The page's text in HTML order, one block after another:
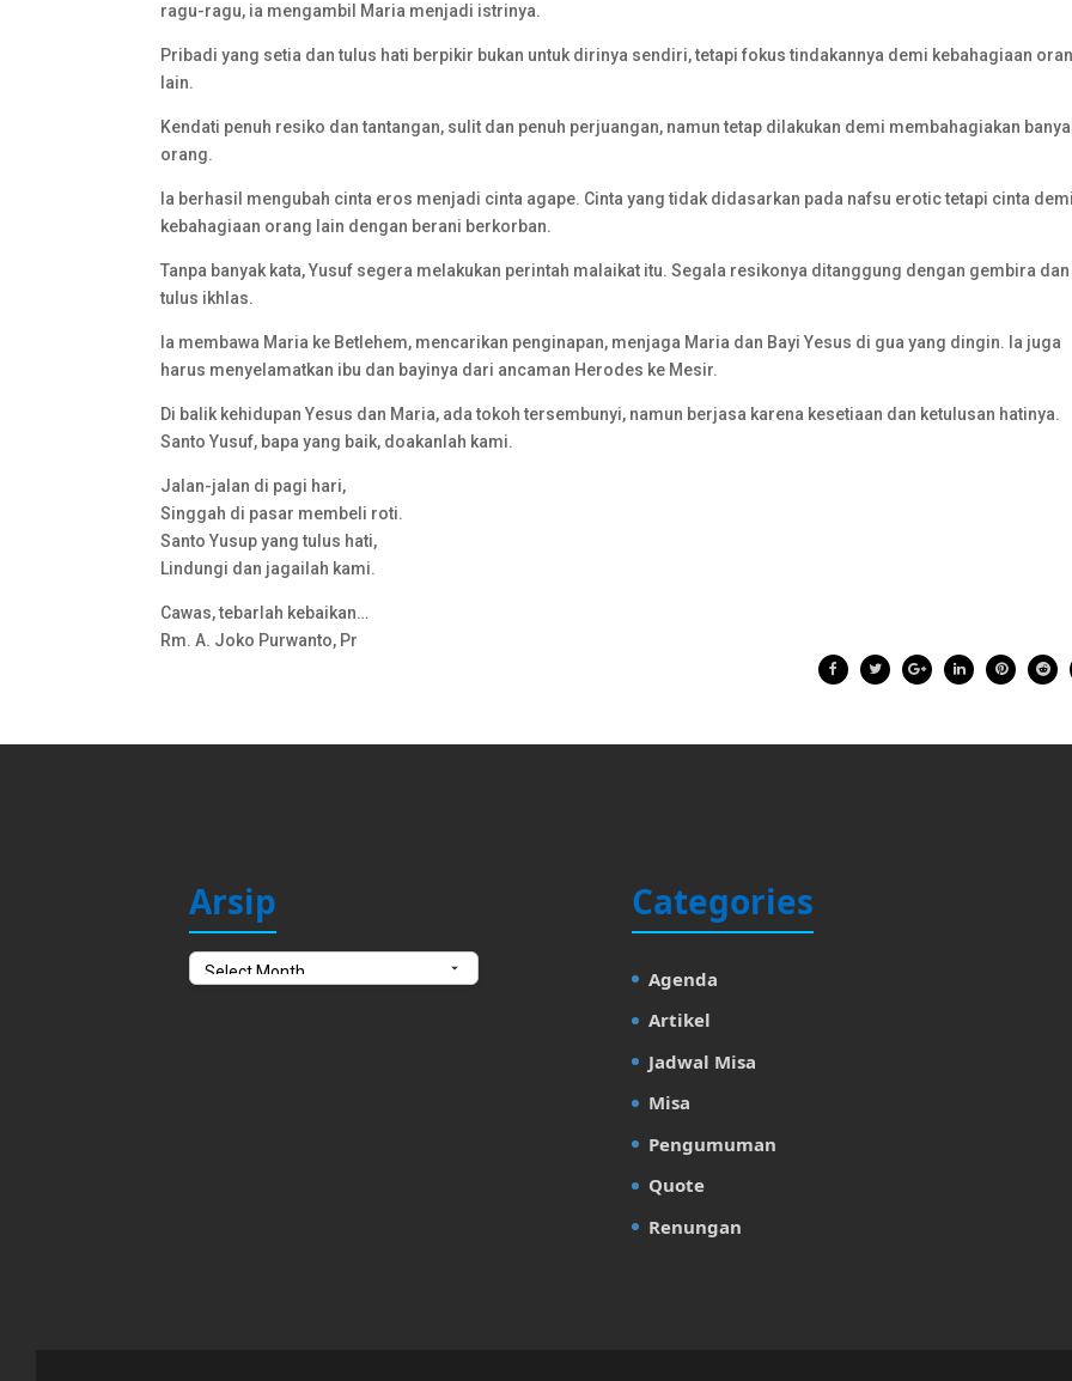
ragu-ragu, ia mengambil Maria menjadi istrinya.
Pribadi yang setia dan tulus hati berpikir bukan untuk dirinya sendiri, tetapi fokus tindakannya demi kebahagiaan
lain.
Kendati penuh resiko dan tantangan, sulit dan penuh perjuangan, namun tetap dilakukan demi membahagiakan
orang.
Ia berhasil mengubah cinta eros menjadi cinta agape. Cinta yang tidak didasarkan pada nafsu erotic tetapi cinta demi
kebahagiaan orang lain dengan berani berkorban.
Tanpa banyak kata, Yusuf segera melakukan perintah malaikat itu. Segala resikonya ditanggung dengan gembira dan
tulus ikhlas.
Ia membawa Maria ke Betlehem, mencarikan penginapan, menjaga Maria dan Bayi Yesus di gua yang dingin. Ia juga
harus menyelamatkan ibu dan bayinya dari ancaman Herodes ke Mesir.
Di balik kehidupan Yesus dan Maria, ada tokoh tersembunyi, namun berjasa karena kesetiaan dan ketulusan hatinya.
Santo Yusuf, bapa yang baik, doakanlah kami.
Jalan-jalan di pagi hari,
Singgah di pasar membeli roti.
Santo Yusup yang tulus hati,
Lindungi dan jagailah kami.
Cawas, tebarlah kebaikan…
Rm. A. Joko Purwanto, Pr
Arsip Categories
Agenda
Artikel
Jadwal Misa
Misa
Pengumuman
Quote
Renungan